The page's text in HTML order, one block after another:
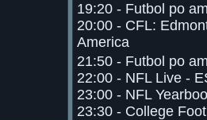
19:20 - Futbol po
20:00 - CFL:
America
21:50 - Futbol po
22:00 - NFL Live -
23:00 - NFL
23:30 - College